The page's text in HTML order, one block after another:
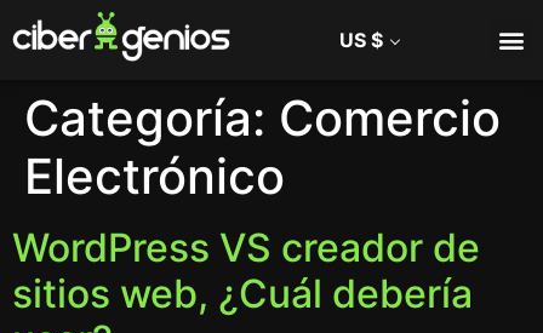
US $
Categoría: Comercio
Electrónico
WordPress VS creador de
sitios web, ¿Cuál debería